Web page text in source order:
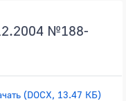
№188-
(DOCX, 13.47 КБ)